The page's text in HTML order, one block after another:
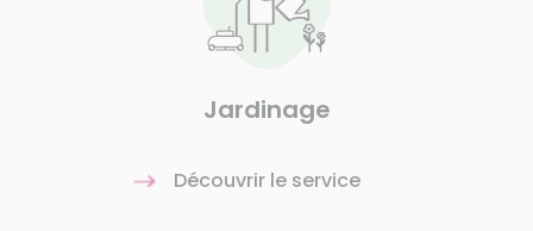
Jardinage
Découvrir le service